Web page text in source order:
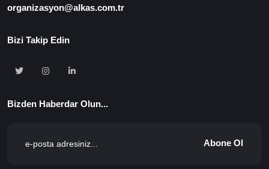
organizasyon@alkas.com.tr
Bizi Takip Edin
Bizden Haberdar Olun...
Abone Ol